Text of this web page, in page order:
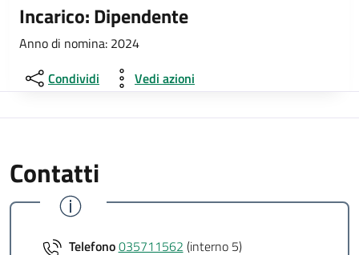
Incarico: Dipendente
Anno di nomina: 2024
Condividi
Vedi azioni
Contatti
Telefono035711562 (interno 5)